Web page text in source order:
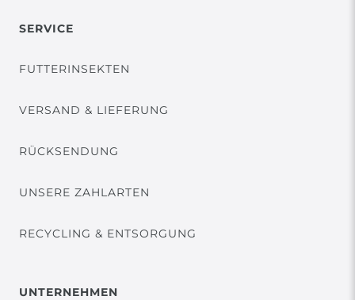
SERVICE
FUTTERINSEKTEN
VERSAND & LIEFERUNG
RÜCKSENDUNG
UNSERE ZAHLARTEN
RECYCLING & ENTSORGUNG
UNTERNEHMEN